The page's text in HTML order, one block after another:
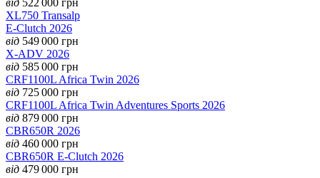
від 522 000 грн
XL750 Transalp
E-Clutch 2026
від 549 000 грн
X-ADV 2026
від 585 000 грн
CRF1100L Africa Twin 2026
від 725 000 грн
CRF1100L Africa Twin Adventures Sports 2026
від 879 000 грн
CBR650R 2026
від 460 000 грн
CBR650R E-Clutch 2026
від 479 000 грн